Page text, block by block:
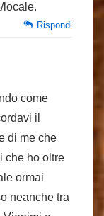
locale.
Rispondi
come
il
di me che
che ho oltre
ormai
neanche tra